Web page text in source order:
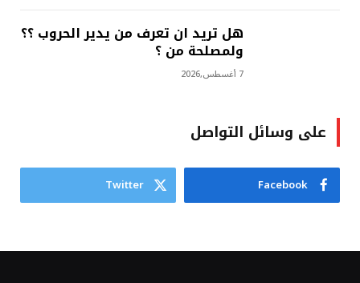
هل تريد ان تعرف من يدير الحروب ؟؟
ولمصلحة من ؟
7 أغسطس,2026
على وسائل التواصل
Facebook
Twitter